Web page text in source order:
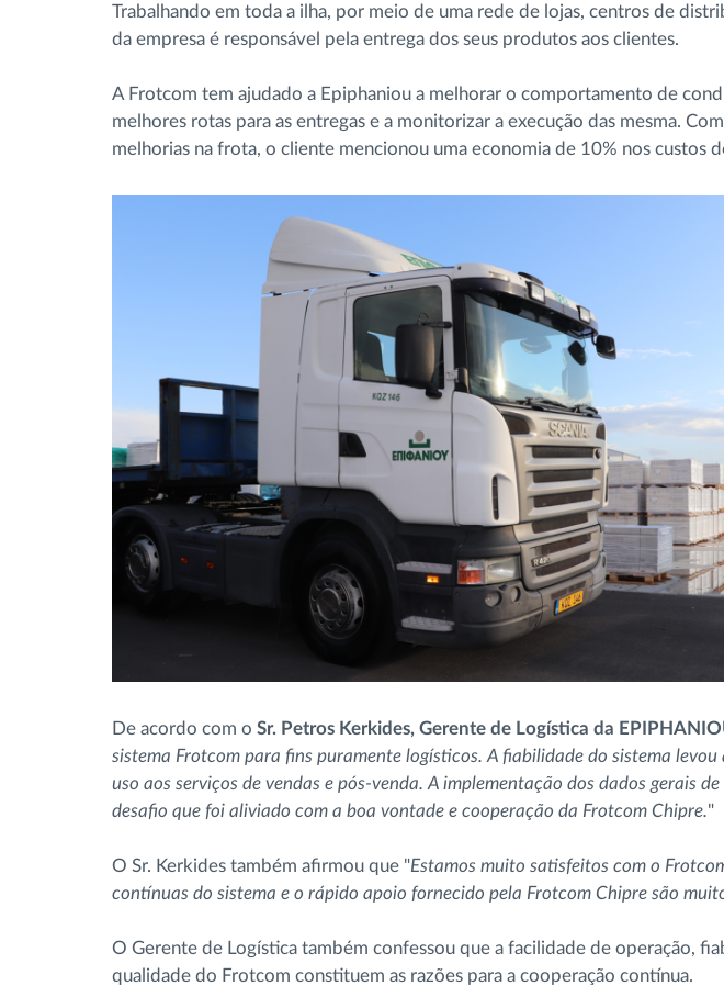
Trabalhando em toda a ilha, por meio de uma rede de lojas, centros de
da empresa é responsável pela entrega dos seus produtos aos clientes.
A Frotcom tem ajudado a Epiphaniou a melhorar o comportamento de
melhores rotas para as entregas e a monitorizar a execução das mesma.
melhorias na frota, o cliente mencionou uma economia de 10% nos custos
De acordo com o Sr. Petros Kerkides, Gerente de Logística da
sistema Frotcom para fins puramente logísticos. A fiabilidade do sistema levou
uso aos serviços de vendas e pós-venda. A implementação dos dados gerais
desafio que foi aliviado com a boa vontade e cooperação da Frotcom Chipre."
O Sr. Kerkides também afirmou que "Estamos muito satisfeitos com o
contínuas do sistema e o rápido apoio fornecido pela Frotcom Chipre são
O Gerente de Logística também confessou que a facilidade de operação,
qualidade do Frotcom constituem as razões para a cooperação contínua.